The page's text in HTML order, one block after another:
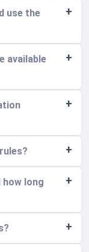
use the
available
how long